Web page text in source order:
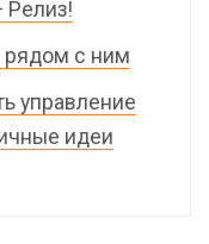
Релиз!
рядом с ним
управление
идеи